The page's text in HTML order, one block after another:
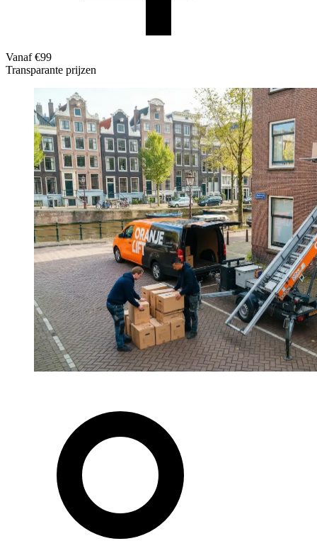
Vanaf €99
Transparante prijzen